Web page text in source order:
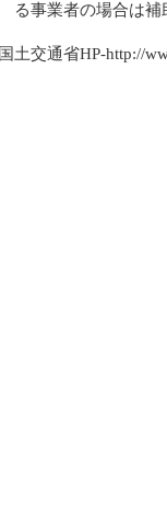
る事業者の場合は補
国土交通省HP-http://